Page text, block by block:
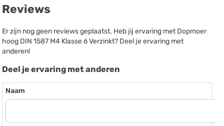
Reviews
Er zijn nog geen reviews geplaatst. Heb jij ervaring met Dopmoer
hoog DIN 1587 M4 Klasse 6 Verzinkt? Deel je ervaring met
anderen!
Deel je ervaring met anderen
Naam